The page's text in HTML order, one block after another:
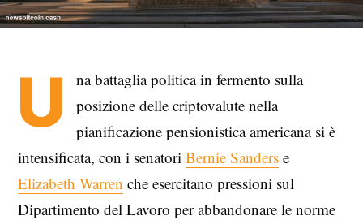
U
na battaglia politica in fermento sulla
posizione delle criptovalute nella
pianificazione pensionistica americana si è
intensificata, con i senatori Bernie Sanders e
Elizabeth Warren che esercitano pressioni sul
Dipartimento del Lavoro per abbandonare le norme